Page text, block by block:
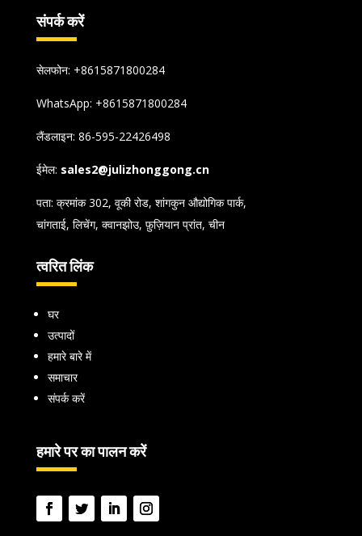
संपर्क करें
सेलफोन: +8615871800284
WhatsApp: +8615871800284
लैंडलाइन: 86-595-22426498
ईमेल: sales2@julizhonggong.cn
पता: क्रमांक 302, वूकी रोड, शांगकुन औद्योगिक पार्क,
चांगताई, लिचेंग, क्वानझोउ, फ़ुज़ियान प्रांत, चीन
त्वरित लिंक
घर
उत्पादों
हमारे बारे में
समाचार
संपर्क करें
हमारे पर का पालन करें